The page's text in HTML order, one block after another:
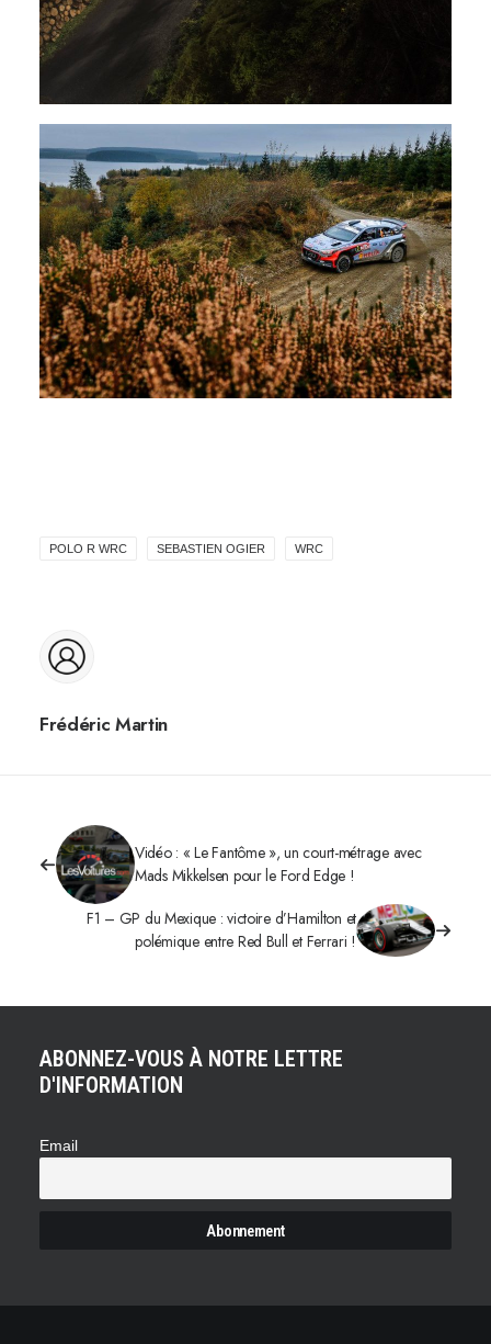
POLO R WRC SEBASTIEN OGIER WRC
Frédéric Martin
Vidéo : « Le Fantôme », un court-métrage avec
Mads Mikkelsen pour le Ford Edge !
F1 – GP du Mexique : victoire d’Hamilton et
polémique entre Red Bull et Ferrari !
ABONNEZ-VOUS À NOTRE LETTRE
D'INFORMATION
Email